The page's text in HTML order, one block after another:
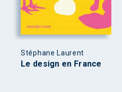
Stéphane Laurent
Le design en France